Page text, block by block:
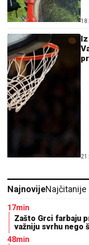
NajnovijeNajčitanije
17min
Zašto Grci farbaju
važniju svrhu nego
48min